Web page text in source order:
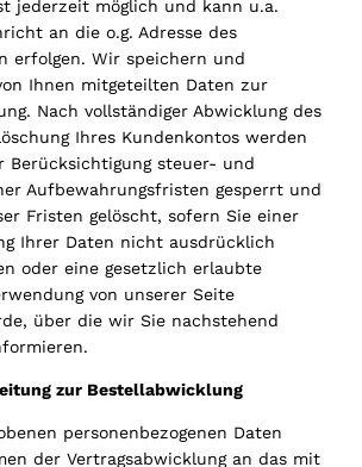
jederzeit möglich und kann u.a.
an die o.g. Adresse des
erfolgen. Wir speichern und
Ihnen mitgeteilten Daten zur
Nach vollständiger Abwicklung des
Ihres Kundenkontos werden
Berücksichtigung steuer- und
Aufbewahrungsfristen gesperrt und
Fristen gelöscht, sofern Sie einer
Ihrer Daten nicht ausdrücklich
oder eine gesetzlich erlaubte
von unserer Seite
über die wir Sie nachstehend
zur Bestellabwicklung
personenbezogenen Daten
der Vertragsabwicklung an das mit